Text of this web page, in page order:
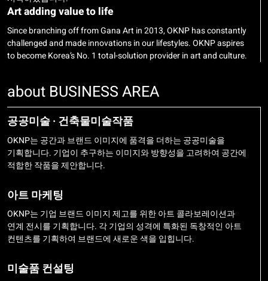
Art adding value to life
Since branching off from Gana Art in 2013, OKNP has constantly
challenged and made innovations in our lifestyles. OKNP aspires
to become Korea’s No. 1 total-solution provider in art and culture.
about BUSINESS AREA
공공미술 · 건축물미술작품
OKNP는 공간과 브랜드 이미지에 품격을 더하는 공공미술을
기획합니다. 기업이 추구하는 이미지와 방향성을 고려하여 공간에
적합한 작품을 제안합니다.
아트 마케팅
OKNP는 기업 브랜드 이미지 제고를 위한 아트 콜라보레이션과
연계 전시를 기획합니다. 각 기업의 성격에 특화된 독창적인 아트
컨텐츠를 기획하여 브랜드에 새로운 색을 입힙니다.
미술품 컨설팅